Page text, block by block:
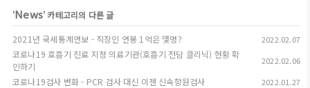
'News' 카테고리의 다른 글
2021년 국세통계연보 - 직장인 연봉 1억은 몇명? 2022.02.07
코로나19 호흡기 진료 지정 의료기관(호흡기 전담 클리닉) 현황 확
인하기
2022.02.06
코로나19검사 변화 - PCR 검사 대신 이젠 신속항원검사 2022.01.27